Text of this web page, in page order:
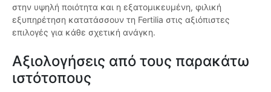
στην υψηλή ποιότητα και η εξατομικευμένη, φιλική
εξυπηρέτηση κατατάσσουν τη Fertilia στις αξιόπιστες
επιλογές για κάθε σχετική ανάγκη.
Αξιολογήσεις από τους παρακάτω
ιστότοπους